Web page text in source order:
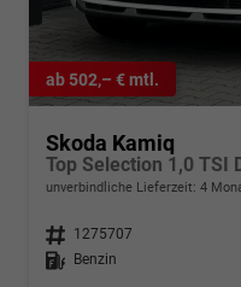
ab 502,– € mtl.
Skoda Kamiq
Top Selection 1,0 TSI
unverbindliche Lieferzeit: 4
Fahrzeugnr. 1275707
Kraftstoff
Benzin